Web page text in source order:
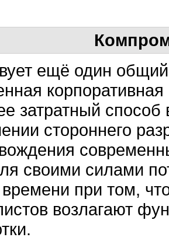
ещё один
затратный способ
стороннего
своими силами
времени при том,
возлагают